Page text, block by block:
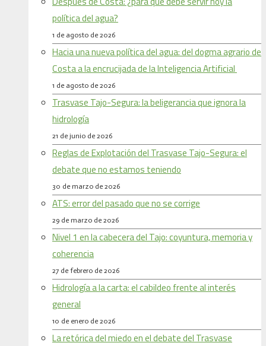
política del agua?
1 de agosto de 2026
Hacia una nueva política del agua: del dogma agrario de
Costa a la encrucijada de la Inteligencia Artificial
1 de agosto de 2026
Trasvase Tajo-Segura: la beligerancia que ignora la
hidrología
21 de junio de 2026
Reglas de Explotación del Trasvase Tajo-Segura: el
debate que no estamos teniendo
30 de marzo de 2026
ATS: error del pasado que no se corrige
29 de marzo de 2026
Nivel 1 en la cabecera del Tajo: coyuntura, memoria y
coherencia
27 de febrero de 2026
Hidrología a la carta: el cabildeo frente al interés
general
10 de enero de 2026
La retórica del miedo en el debate del Trasvase